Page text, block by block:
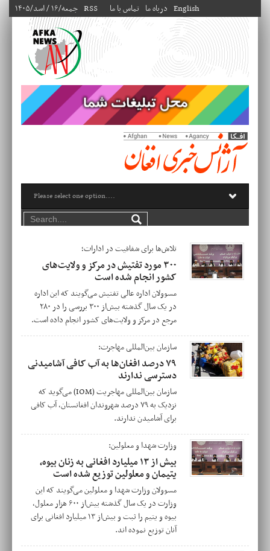
۱۴۰۵/جمعه/۱۶ / اسد RSS تماس با ما درباه ما English
تلاش‌ها برای شفافیت در ادارات؛
۳۰۰ مورد تفتیش در مرکز و ولایت‌های
کشور انجام شده است
مسوولان اداره عالی تفتیش می‌گویند که این اداره
در یک سال گذشته بیش‌از ۳۰۰ بررسی را در ۲۸۰
مرجع در مرکز و ولایت‌های کشور انجام داده است.
سازمان بین‌المللی مهاجرت:
۷۹ درصد افغان‌ها به آب کافی آشامیدنی
دسترسی ندارند
سازمان بین‌المللی مهاجریت (IOM) می‌گوید که
نزدیک به ۷۹ درصد شهروندان افغانستان، آب کافی
برای آشامیدن ندارند.
وزارت شهدا و معلولین:
بیش از ۱۳ میلیارد افغانی به زنان بیوه،
یتیمان و معلولین توزیع شده است
مسوولان وزارت شهدا و معلولین می‌گویند که این
وزارت در یک سال گذشته بیش‌از ۶۰۰ هزار معلول،
بیوه و یتیم را ثبت و بیش‌از ۱۳ میلیارد افغانی برای
آنان توزیع نموده اند.